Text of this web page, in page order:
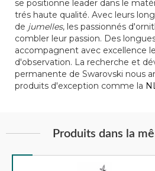
se positionne leader dans le
trés haute qualité. Avec leurs
de jumelles, les passionnés
combler leur passion. Des
accompagnent avec excellence
d'observation. La recherche et
permanente de Swarovski nous
produits d'exception comme la
Produits dans la